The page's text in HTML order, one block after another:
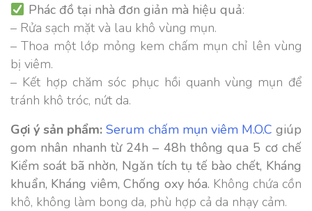
Phác đồ tại nhà đơn giản mà hiệu quả:
– Rửa sạch mặt và lau khô vùng mụn.
– Thoa một lớp mỏng kem chấm mụn chỉ lên vùng
bị viêm.
– Kết hợp chăm sóc phục hồi quanh vùng mụn để
tránh khô tróc, nứt da.
Gợi ý sản phẩm: Serum chấm mụn viêm M.O.C giúp
gom nhân nhanh từ 24h – 48h thông qua 5 cơ chế
Kiểm soát bã nhờn, Ngăn tích tụ tế bào chết, Kháng
khuẩn, Kháng viêm, Chống oxy hóa. Không chứa cồn
khô, không làm bong da, phù hợp cả da nhạy cảm.